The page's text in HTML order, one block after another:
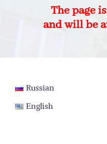
The page
and will be
Russian
English